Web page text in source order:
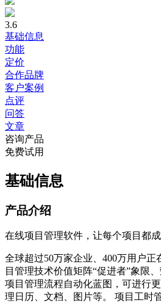
3.6
基础信息
功能
定价
合作品牌
客户案例
点评
问答
文章
咨询产品
免费试用
基础信息
产品介绍
在线项目管理软件，让每个项目都成
全球超过50万家企业、400万用户正
目管理技术价值矩阵“促进者”象限
项目管理流程自动化蓝图，可进行
理日历、文档、图片等。 项目工时